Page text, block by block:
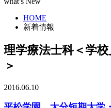
HOME
新着情報
理学療法士科＜学
＞
2016.06.10